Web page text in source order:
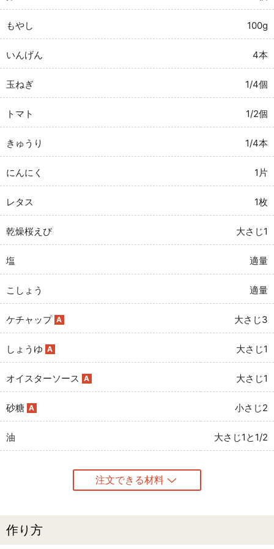
もやし 100g
いんげん 4本
玉ねぎ 1/4個
トマト 1/2個
きゅうり 1/4本
にんにく 1片
レタス 1枚
乾燥桜えび 大さじ1
塩 適量
こしょう 適量
ケチャップ A 大さじ3
しょうゆ A 大さじ1
オイスターソース A 大さじ1
砂糖 A 小さじ2
油 大さじ1と1/2
注文できる材料
作り方